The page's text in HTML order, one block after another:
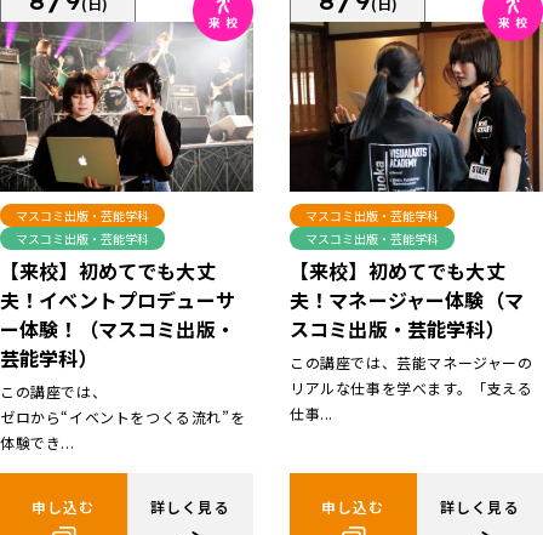
マスコミ出版・芸能学科
マスコミ出版・芸能学科
【来校】初めてでも大丈
夫！イベントプロデューサ
ー体験！（マスコミ出版・
芸能学科）
この講座では、
ゼロから“イベントをつくる流れ”を
体験でき...
申し込む 詳しく見る
マスコミ出版・芸能学科
マスコミ出版・芸能学科
【来校】初めてでも大丈
夫！マネージャー体験（マ
スコミ出版・芸能学科）
この講座では、芸能マネージャーの
リアルな仕事を学べます。「支える
仕事...
申し込む 詳しく見る